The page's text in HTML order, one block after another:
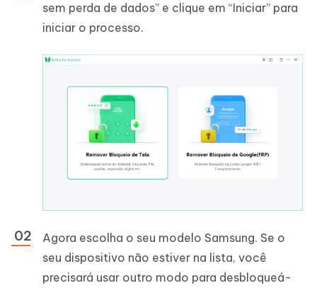
sem perda de dados” e clique em “Iniciar” para
iniciar o processo.
Agora escolha o seu modelo Samsung. Se o
seu dispositivo não estiver na lista, você
precisará usar outro modo para desbloqueá-